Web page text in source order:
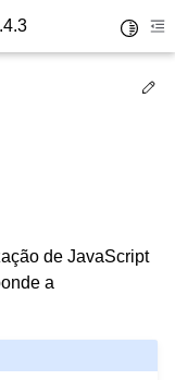
de JavaScript
a